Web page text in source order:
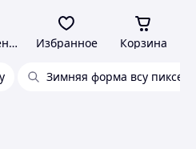
Избранное Корзина
Зимняя форма всу пиксель